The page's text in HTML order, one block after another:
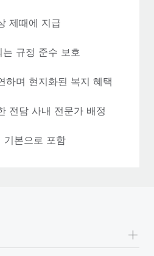
제때에 지급
규정 준수 보호
하며 현지화된 복지 혜택
전담 사내 전문가 배정
기본으로 포함
+